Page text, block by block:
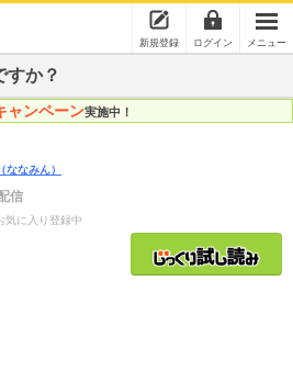
新規登録 ログイン メニュー
すか？
ャンペーン実施中！
（ななみん）
信
気に入り登録中